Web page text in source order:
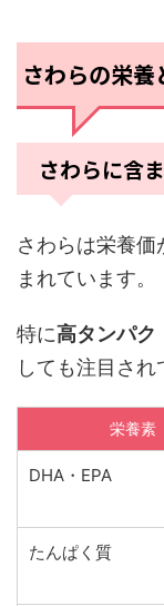
さわらの栄
さわらに含
さわらは栄養
まれています。
特に高タンパク
しても注目され
栄養素
DHA・EPA
たんぱく質